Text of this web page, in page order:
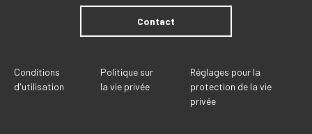
Contact
Conditions
d'utilisation
Politique sur
la vie privée
Réglages pour la
protection de la vie
privée